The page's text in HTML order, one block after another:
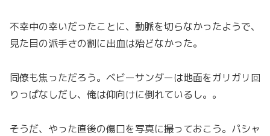
不幸中の幸いだったことに、動脈を切らなかったようで、
見た目の派手さの割に出血は殆どなかった。
同僚も焦っただろう。ベビーサンダーは地面をガリガリ回
りっぱなしだし、俺は仰向けに倒れているし。。
そうだ、やった直後の傷口を写真に撮っておこう。パシャ